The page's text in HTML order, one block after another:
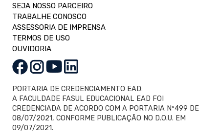
SEJA NOSSO PARCEIRO
TRABALHE CONOSCO
ASSESSORIA DE IMPRENSA
TERMOS DE USO
OUVIDORIA
PORTARIA DE CREDENCIAMENTO EAD:
A FACULDADE FASUL EDUCACIONAL EAD FOI
CREDENCIADA DE ACORDO COM A PORTARIA Nº499 DE
08/07/2021, CONFORME PUBLICAÇÃO NO D.O.U. EM
09/07/2021.